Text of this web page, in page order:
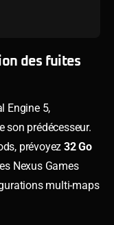
des fuites
Engine 5,
son prédécesseur.
prévoyez 32 Go
Nexus Games
multi-maps